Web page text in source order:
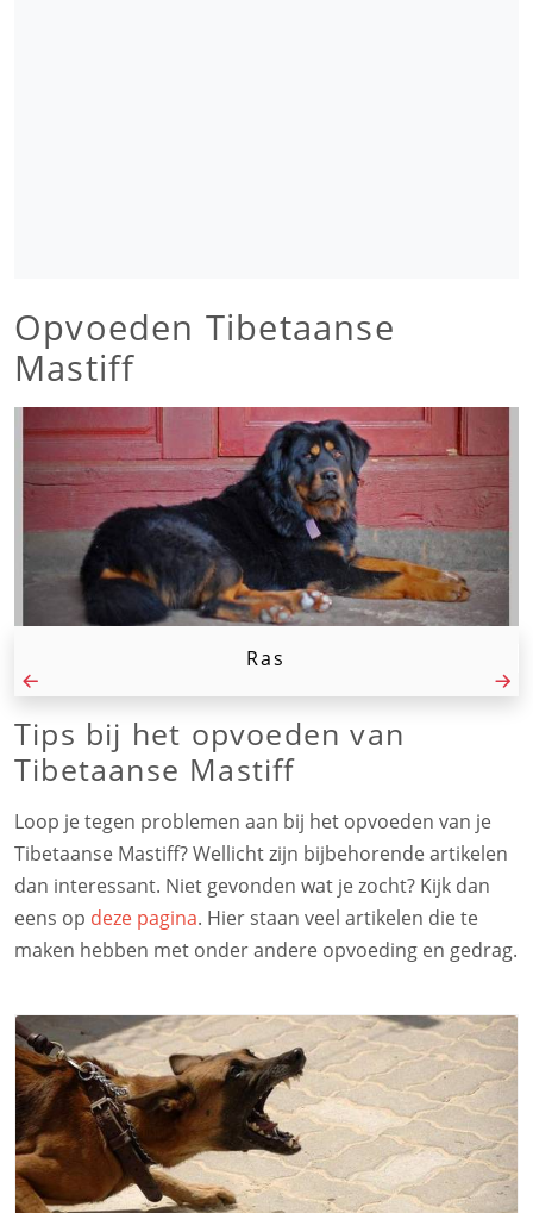
Opvoeden Tibetaanse
Mastiff
Ras
Tips bij het opvoeden van
Tibetaanse Mastiff
Loop je tegen problemen aan bij het opvoeden van je
Tibetaanse Mastiff? Wellicht zijn bijbehorende artikelen
dan interessant. Niet gevonden wat je zocht? Kijk dan
eens op deze pagina. Hier staan veel artikelen die te
maken hebben met onder andere opvoeding en gedrag.